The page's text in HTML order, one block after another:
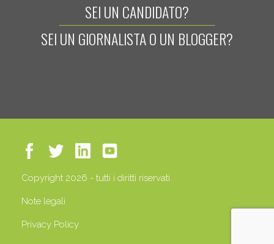
SEI UN CANDIDATO?
SEI UN GIORNALISTA O UN BLOGGER?
Copyright 2026 - tutti i diritti riservati
Note legali
Privacy Policy